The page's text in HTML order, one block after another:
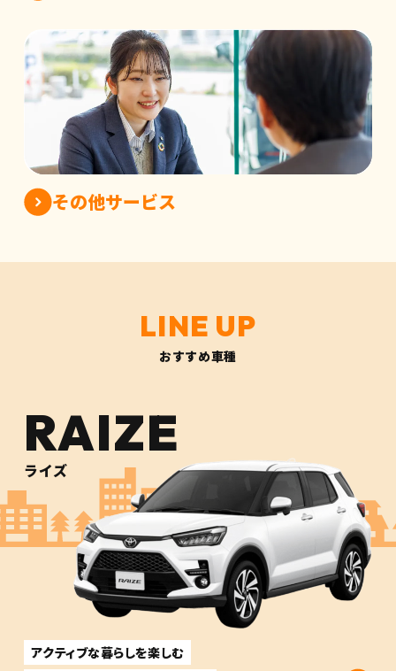
その他サービス
おすすめ車種
RAIZE
ライズ
アクティブな暮らしを楽しむ